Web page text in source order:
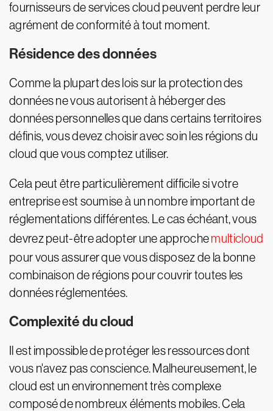
fournisseurs de services cloud peuvent perdre leur
agrément de conformité à tout moment.
Résidence des données
Comme la plupart des lois sur la protection des
données ne vous autorisent à héberger des
données personnelles que dans certains territoires
définis, vous devez choisir avec soin les régions du
cloud que vous comptez utiliser.
Cela peut être particulièrement difficile si votre
entreprise est soumise à un nombre important de
réglementations différentes. Le cas échéant, vous
devrez peut-être adopter une approchemulticloud
pour vous assurer que vous disposez de la bonne
combinaison de régions pour couvrir toutes les
données réglementées.
Complexité du cloud
Il est impossible de protéger les ressources dont
vous n'avez pas conscience. Malheureusement, le
cloud est un environnement très complexe
composé de nombreux éléments mobiles. Cela